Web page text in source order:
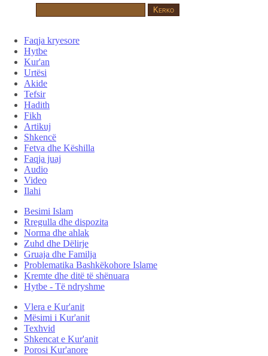
Faqja kryesore
Hytbe
Kur'an
Urtësi
Akide
Tefsir
Hadith
Fikh
Artikuj
Shkencë
Fetva dhe Këshilla
Faqja juaj
Audio
Video
Ilahi
Besimi Islam
Rregulla dhe dispozita
Norma dhe ahlak
Zuhd dhe Dëlirje
Gruaja dhe Familja
Problematika Bashkëkohore Islame
Kremte dhe ditë të shënuara
Hytbe - Të ndryshme
Vlera e Kur'anit
Mësimi i Kur'anit
Texhvid
Shkencat e Kur'anit
Porosi Kur'anore